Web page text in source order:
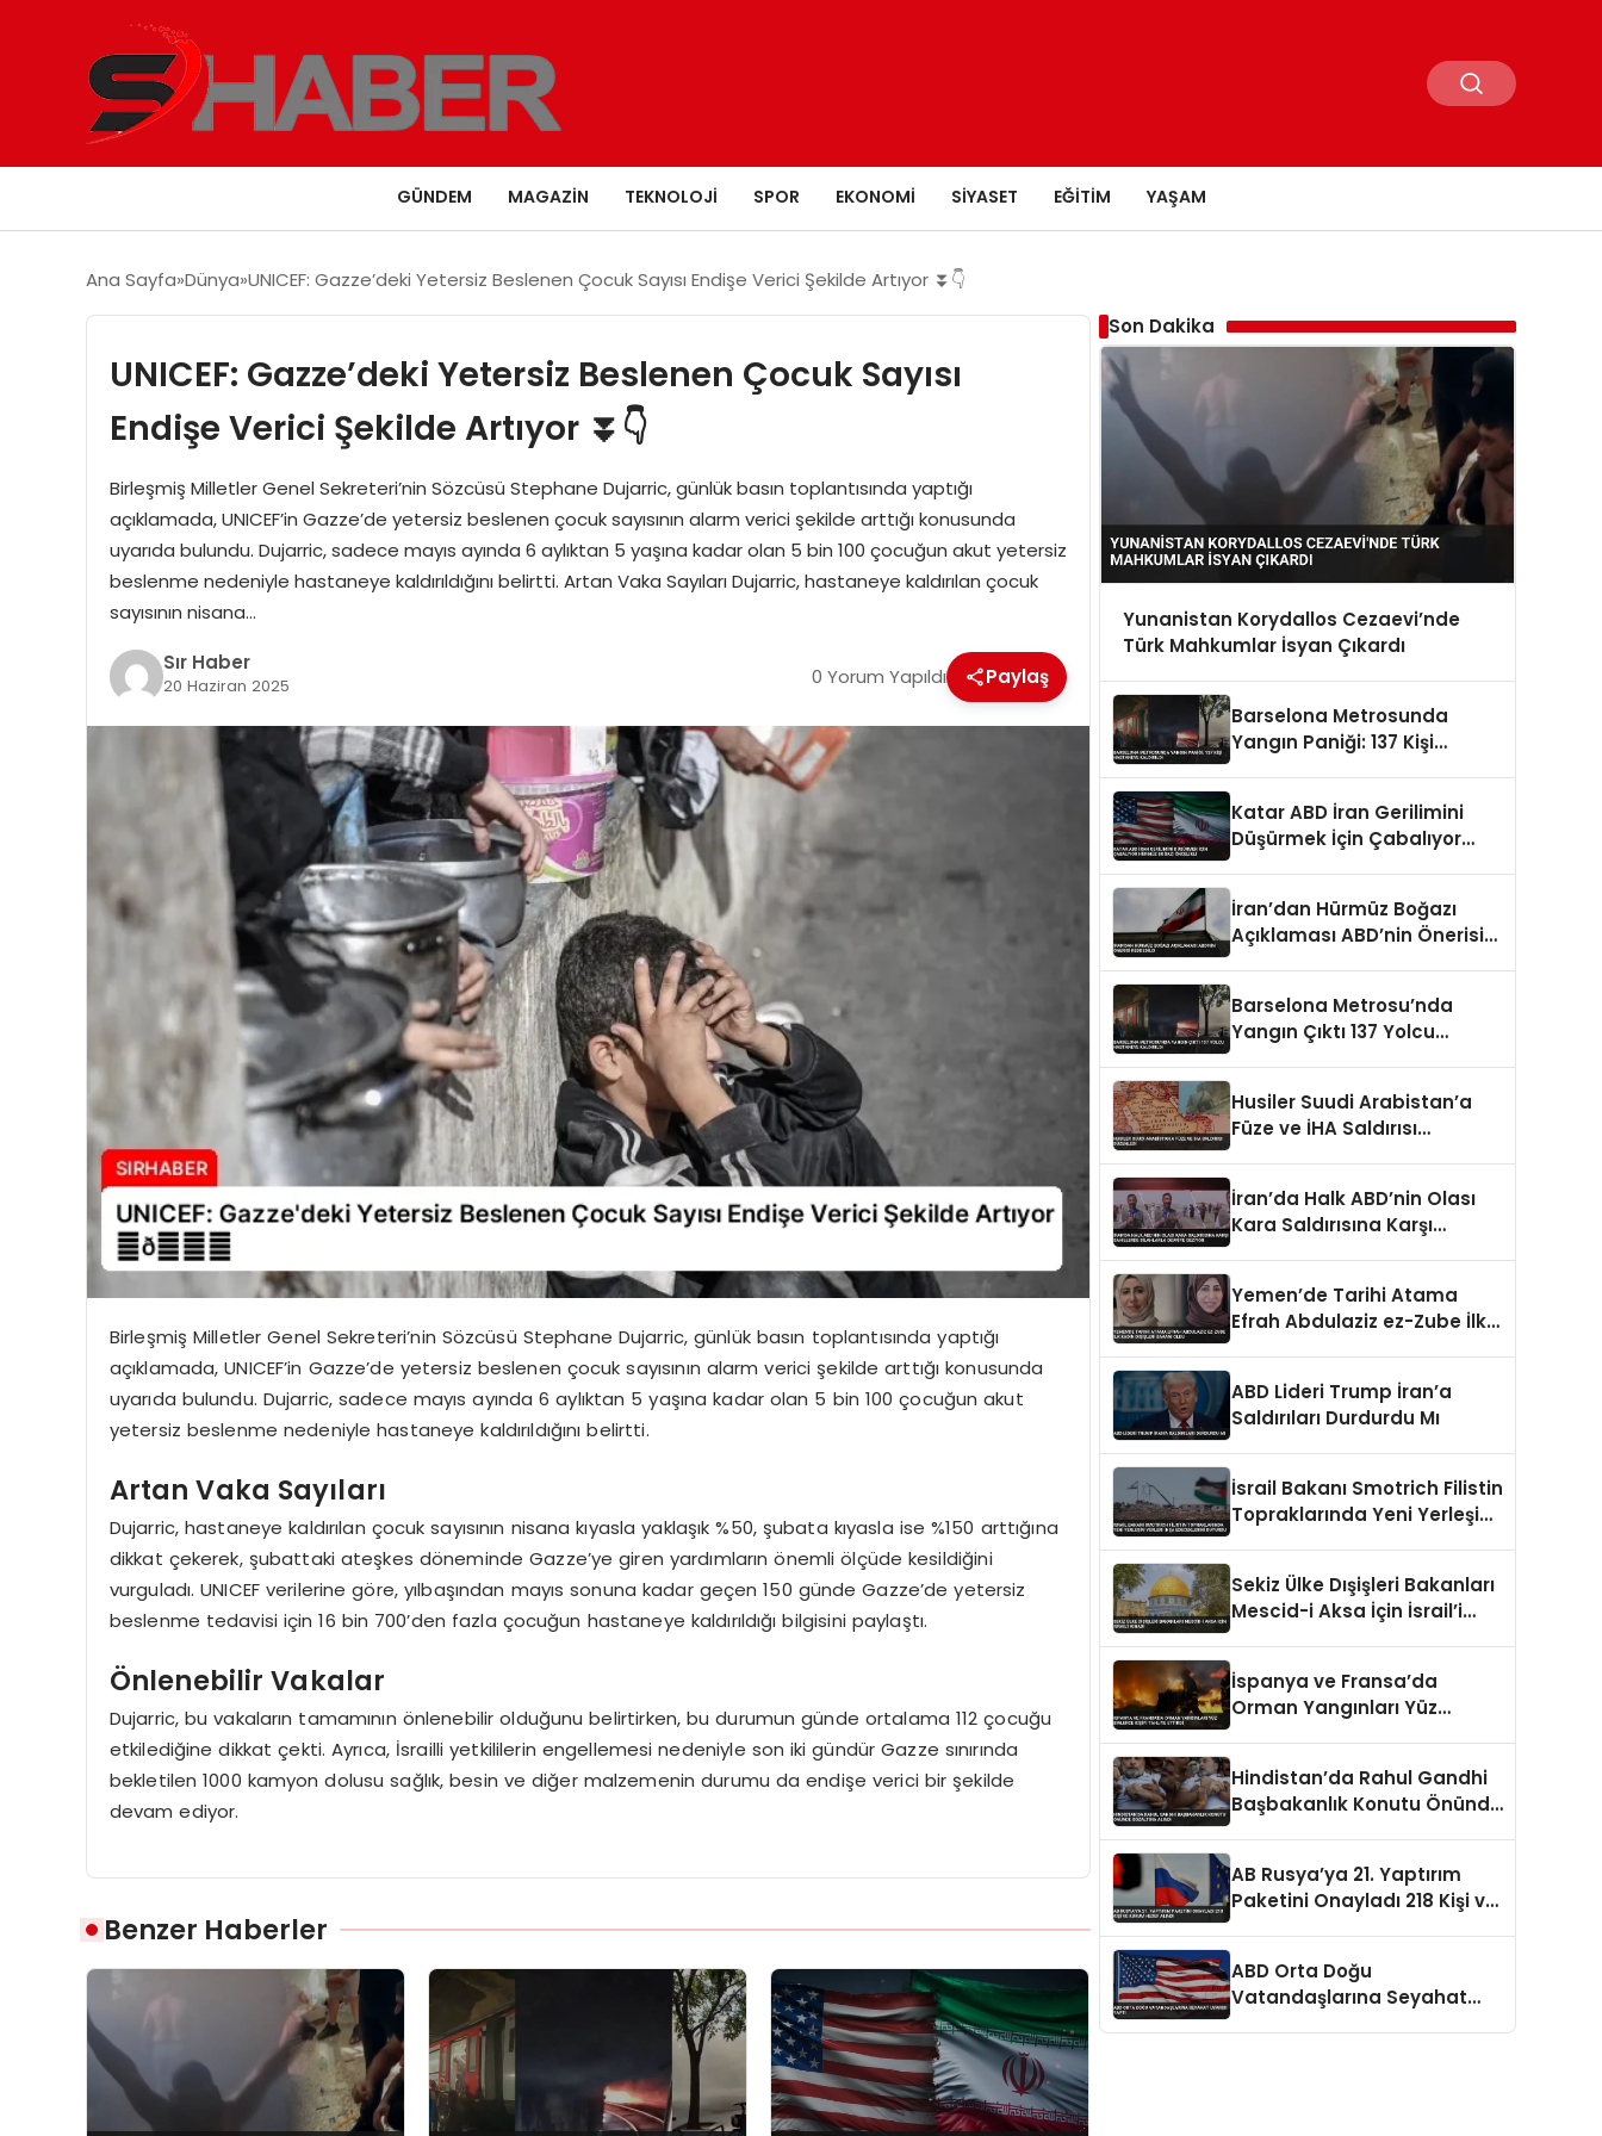
GÜNDEM MAGAZIN TEKNOLOJI SPOR EKONOMI SIYASET EĞITIM YAŞAM
Ana Sayfa Dünya UNICEF: Gazze’deki Yetersiz Beslenen Çocuk Sayısı Endişe Verici Şekilde Artıyor ⏬👇
UNICEF: Gazze’deki Yetersiz Beslenen Çocuk Sayısı
Endişe Verici Şekilde Artıyor ⏬👇
Birleşmiş Milletler Genel Sekreteri’nin Sözcüsü Stephane Dujarric, günlük basın toplantısında yaptığı
açıklamada, UNICEF’in Gazze’de yetersiz beslenen çocuk sayısının alarm verici şekilde arttığı konusunda
uyarıda bulundu. Dujarric, sadece mayıs ayında 6 aylıktan 5 yaşına kadar olan 5 bin 100 çocuğun akut yetersiz
beslenme nedeniyle hastaneye kaldırıldığını belirtti. Artan Vaka Sayıları Dujarric, hastaneye kaldırılan çocuk
sayısının nisana…
Sır Haber
20 Haziran 2025 0 Yorum Yapıldı Paylaş
Birleşmiş Milletler Genel Sekreteri’nin Sözcüsü Stephane Dujarric, günlük basın toplantısında yaptığı
açıklamada, UNICEF’in Gazze’de yetersiz beslenen çocuk sayısının alarm verici şekilde arttığı konusunda
uyarıda bulundu. Dujarric, sadece mayıs ayında 6 aylıktan 5 yaşına kadar olan 5 bin 100 çocuğun akut
yetersiz beslenme nedeniyle hastaneye kaldırıldığını belirtti.
Artan Vaka Sayıları
Dujarric, hastaneye kaldırılan çocuk sayısının nisana kıyasla yaklaşık %50, şubata kıyasla ise %150 arttığına
dikkat çekerek, şubattaki ateşkes döneminde Gazze’ye giren yardımların önemli ölçüde kesildiğini
vurguladı. UNICEF verilerine göre, yılbaşından mayıs sonuna kadar geçen 150 günde Gazze’de yetersiz
beslenme tedavisi için 16 bin 700’den fazla çocuğun hastaneye kaldırıldığı bilgisini paylaştı.
Önlenebilir Vakalar
Dujarric, bu vakaların tamamının önlenebilir olduğunu belirtirken, bu durumun günde ortalama 112 çocuğu
etkilediğine dikkat çekti. Ayrıca, İsrailli yetkililerin engellemesi nedeniyle son iki gündür Gazze sınırında
bekletilen 1000 kamyon dolusu sağlık, besin ve diğer malzemenin durumu da endişe verici bir şekilde
devam ediyor.
Benzer Haberler
Son Dakika
Yunanistan Korydallos Cezaevi’nde
Türk Mahkumlar İsyan Çıkardı
Barselona Metrosunda
Yangın Paniği: 137 Kişi
Katar ABD İran Gerilimini
Düşürmek İçin Çabalıyor
İran’dan Hürmüz Boğazı
Açıklaması ABD’nin Önerisi
Barselona Metrosu’nda
Yangın Çıktı 137 Yolcu
Husiler Suudi Arabistan’a
Füze ve İHA Saldırısı
İran’da Halk ABD’nin Olası
Kara Saldırısına Karşı
Yemen’de Tarihi Atama
Efrah Abdulaziz ez-Zube İlk
ABD Lideri Trump İran’a
Saldırıları Durdurdu Mı
İsrail Bakanı Smotrich Filistin
Topraklarında Yeni Yerleşim
Sekiz Ülke Dışişleri Bakanları
Mescid-i Aksa İçin İsrail’i
İspanya ve Fransa’da
Orman Yangınları Yüz
Hindistan’da Rahul Gandhi
Başbakanlık Konutu Önünde
AB Rusya’ya 21. Yaptırım
Paketini Onayladı 218 Kişi ve
ABD Orta Doğu
Vatandaşlarına Seyahat